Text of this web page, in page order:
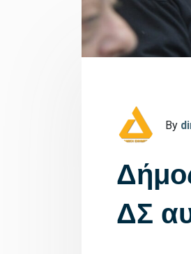
By
ΔΣ